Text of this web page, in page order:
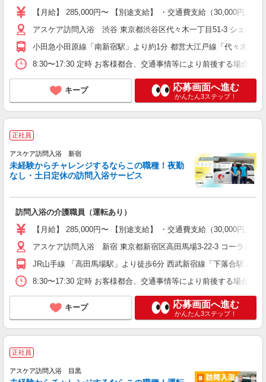
【月給】 285,000円〜 【別途支給】 ・交通費支給（30,000円上
アスケア訪問入浴 渋谷 東京都渋谷区代々木一丁目51-3 シェモア
小田急小田原線「南新宿駅」より約1分 都営大江戸線「代々木駅
8:30〜17:30 定時 お客様都合、交通事情等により前後する場合あ
キープ 応募画面へ進む
かんたん3ステップ！
正社員
アスケア訪問入浴 新宿
未経験からチャレンジするならこの職種！夜勤
なし・土日定休の訪問入浴サービス
訪問入浴の介護職員（運転あり）
【月給】 285,000円〜 【別途支給】 ・交通費支給（30,000円上
アスケア訪問入浴 新宿 東京都新宿区高田馬場3-22-3 コーラルプ
JR山手線 「高田馬場駅」より徒歩6分 西武新宿線「下落合駅」よ
8:30〜17:30 定時 お客様都合、交通事情等により前後する場合あ
キープ 応募画面へ進む
かんたん3ステップ！
正社員
アスケア訪問入浴 目黒